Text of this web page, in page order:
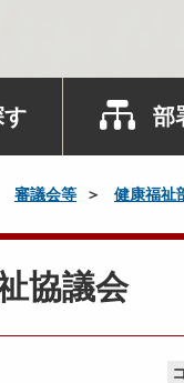
す 部
審議会等 健康福祉
協議会